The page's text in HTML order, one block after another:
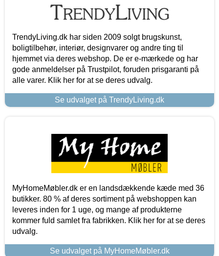
TrendyLiving.dk har siden 2009 solgt brugskunst,
boligtilbehør, interiør, designvarer og andre ting til
hjemmet via deres webshop. De er e-mærkede og har
gode anmeldelser på Trustpilot, foruden prisgaranti på
alle varer. Klik her for at se deres udvalg.
Se udvalget på TrendyLiving.dk
MyHomeMøbler.dk er en landsdækkende kæde med 36
butikker. 80 % af deres sortiment på webshoppen kan
leveres inden for 1 uge, og mange af produkterne
kommer fuld samlet fra fabrikken. Klik her for at se deres
udvalg.
Se udvalget på MyHomeMøbler.dk